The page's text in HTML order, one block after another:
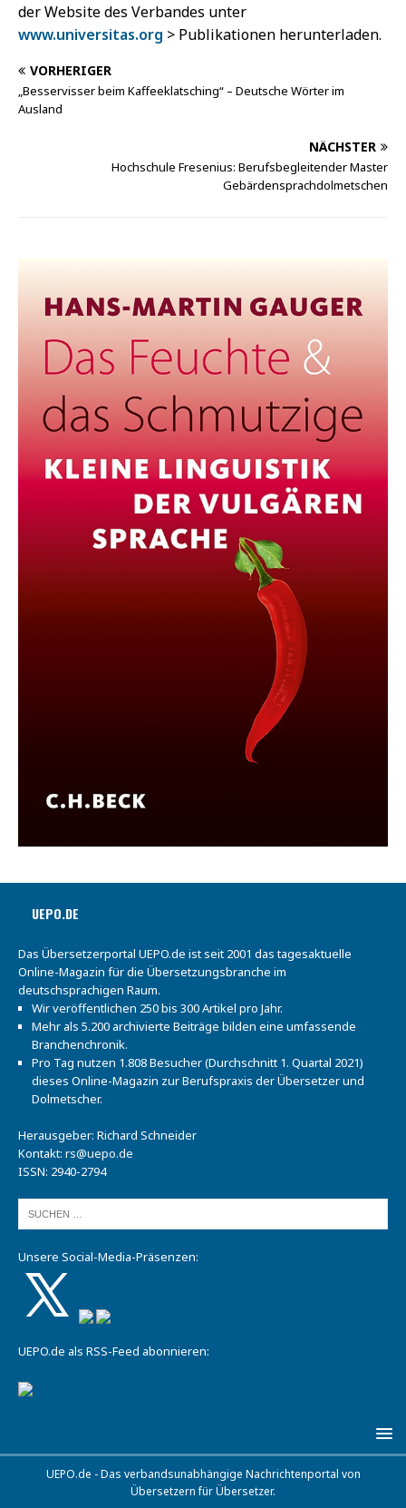
der Website des Verbandes unter
www.universitas.org > Publikationen herunterladen.
VORHERIGER
„Besservisser beim Kaffeeklatsching“ – Deutsche Wörter im
Ausland
NÄCHSTER
Hochschule Fresenius: Berufsbegleitender Master
Gebärdensprachdolmetschen
UEPO.DE
Das Übersetzerportal UEPO.de ist seit 2001 das tagesaktuelle
Online-Magazin für die Übersetzungsbranche im
deutschsprachigen Raum.
Wir veröffentlichen 250 bis 300 Artikel pro Jahr.
Mehr als 5.200 archivierte Beiträge bilden eine umfassende
Branchenchronik.
Pro Tag nutzen 1.808 Besucher (Durchschnitt 1. Quartal 2021)
dieses Online-Magazin zur Berufspraxis der Übersetzer und
Dolmetscher.
Herausgeber: Richard Schneider
Kontakt: rs@uepo.de
ISSN: 2940-2794
Unsere Social-Media-Präsenzen:
UEPO.de als RSS-Feed abonnieren:
UEPO.de - Das verbandsunabhängige Nachrichtenportal von
Übersetzern für Übersetzer.